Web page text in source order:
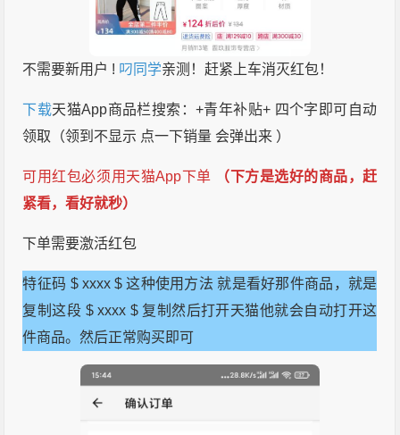
不需要新用户 ! 叼同学亲测！赶紧上车消灭红包！
下载天猫App商品栏搜索：+青年补贴+ 四个字即可自动
领取（领到不显示 点一下销量 会弹出来 ）
可用红包必须用天猫App下单
（下方是选好的商品，赶
紧看，看好就秒）
下单需要激活红包
特征码 $ xxxx $ 这种使用方法 就是看好那件商品，就是
复制这段 $ xxxx $ 复制然后打开天猫他就会自动打开这
件商品。然后正常购买即可